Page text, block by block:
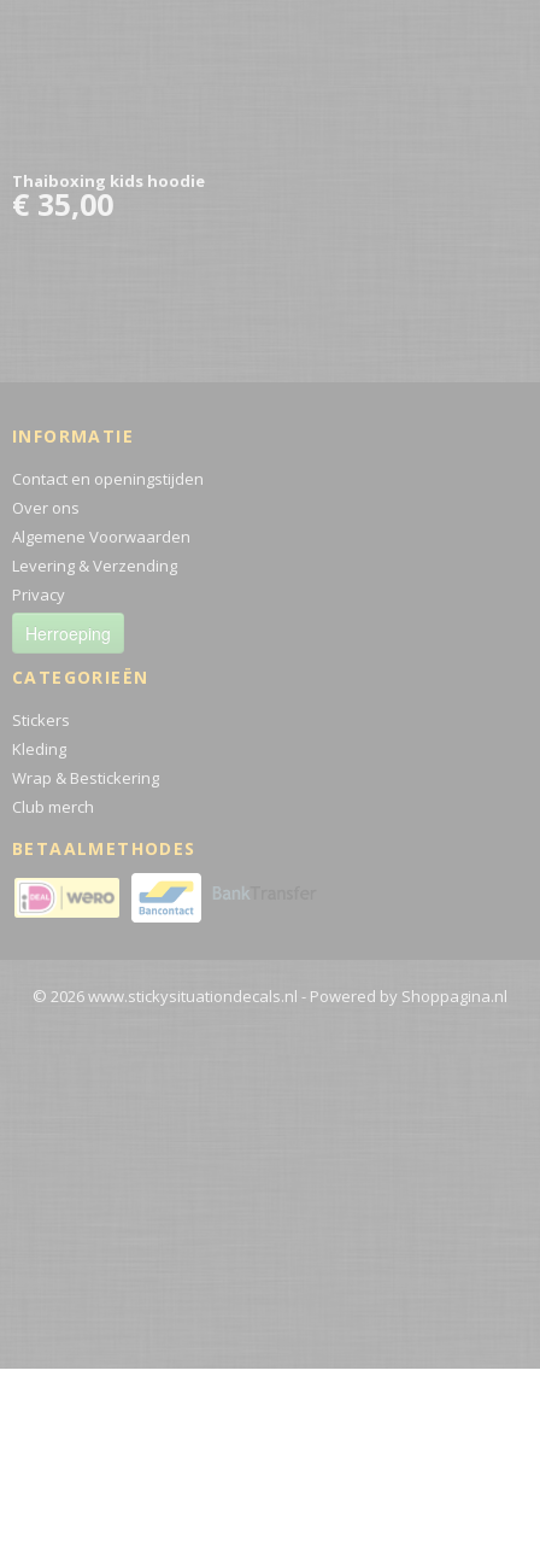
Thaiboxing kids hoodie
€ 35,00
INFORMATIE
Contact en openingstijden
Over ons
Algemene Voorwaarden
Levering & Verzending
Privacy
Herroeping
CATEGORIEËN
Stickers
Kleding
Wrap & Bestickering
Club merch
BETAALMETHODES
© 2026 www.stickysituationdecals.nl - Powered by Shoppagina.nl